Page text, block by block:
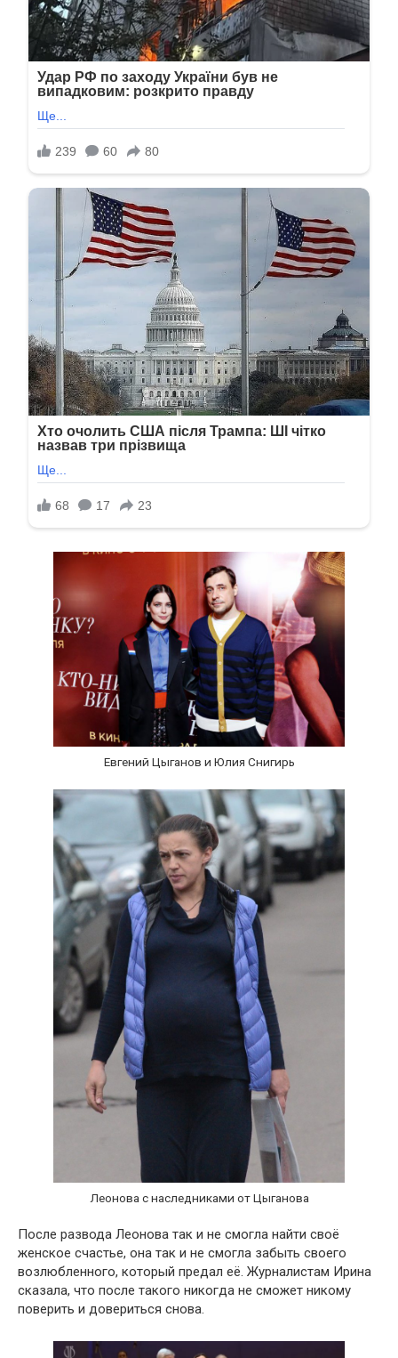
Евгений Цыганов и Юлия Снигирь
Леонова с наследниками от Цыганова
После развода Леонова так и не смогла найти своё
женское счастье, она так и не смогла забыть своего
возлюбленного, который предал её. Журналистам Ирина
сказала, что после такого никогда не сможет никому
поверить и довериться снова.